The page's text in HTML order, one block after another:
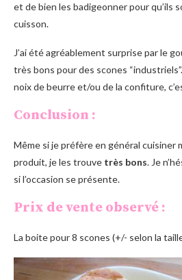
et de bien les badigeonner pour qu’ils
cuisson.
J’ai été agréablement surprise par le
très bons pour des scones
noix de beurre et/ou de la confiture,
Conclusion :
Même si je préfère en général cuisiner
produit, je les trouve très bons. Je
si l’occasion se présente.
Prix de vente observé :
La boite pour 8 scones (+/- selon la